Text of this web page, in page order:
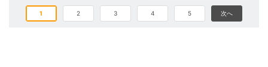
1 2 3 4 5 次へ